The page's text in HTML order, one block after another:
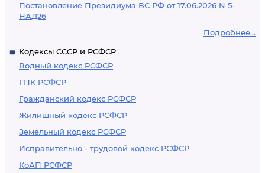
Постановление Президиума ВС РФ от 17.06.2026 N 5-
НАД26
Подробнее...
Кодексы СССР и РСФСР
Водный кодекс РСФСР
ГПК РСФСР
Гражданский кодекс РСФСР
Жилищный кодекс РСФСР
Земельный кодекс РСФСР
Исправительно - трудовой кодекс РСФСР
КоАП РСФСР